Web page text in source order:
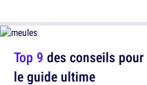
Top 9 des conseils
le guide ultime